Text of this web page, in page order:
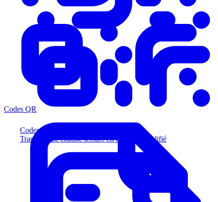
Codes QR
Transformez chaque lecture en acheteur qualifié
Codes QR